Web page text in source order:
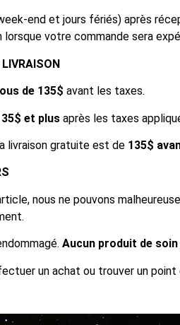
end et jours fériés) après
votre commande sera
de 135$ avant les taxes.
et plusaprès les taxes
livraison gratuite est de 135$
nous ne pouvons
Aucun produit de soin
un achat ou trouver un point